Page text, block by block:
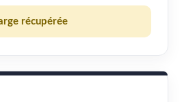
récupérée